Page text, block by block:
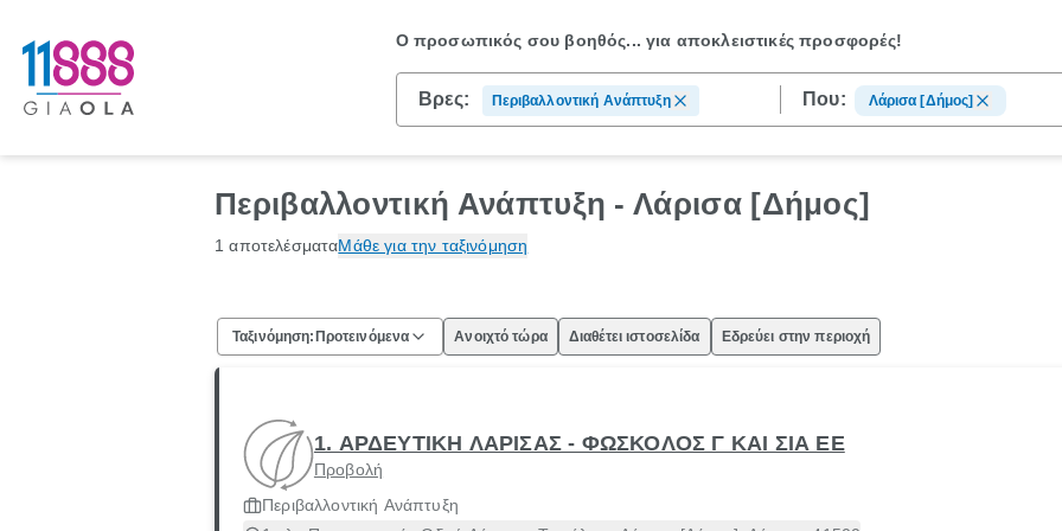
Ο προσωπικός σου βοηθός...για αποκλειστικές προσφορές!
Βρες: Περιβαλλοντική Ανάπτυξη Που: Λάρισα [Δήμος]
Περιβαλλοντική Ανάπτυξη - Λάρισα [Δήμος]
1 αποτελέσματαΜάθε για την ταξινόμηση
Ταξινόμηση: Προτεινόμενα Ανοιχτό τώρα Διαθέτει ιστοσελίδα Εδρεύει στην περιοχή
1. ΑΡΔΕΥΤΙΚΗ ΛΑΡΙΣΑΣ - ΦΩΣΚΟΛΟΣ Γ ΚΑΙ ΣΙΑ ΕΕ
Προβολή
Περιβαλλοντική Ανάπτυξη